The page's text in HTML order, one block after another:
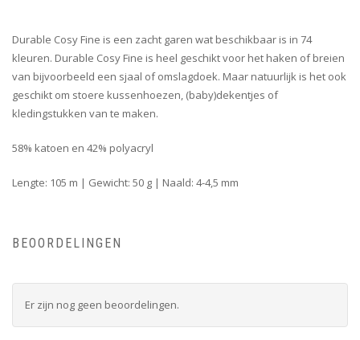
Durable Cosy Fine is een zacht garen wat beschikbaar is in 74
kleuren. Durable Cosy Fine is heel geschikt voor het haken of breien
van bijvoorbeeld een sjaal of omslagdoek. Maar natuurlijk is het ook
geschikt om stoere kussenhoezen, (baby)dekentjes of
kledingstukken van te maken.
58% katoen en 42% polyacryl
Lengte: 105 m | Gewicht: 50 g | Naald: 4-4,5 mm
BEOORDELINGEN
Er zijn nog geen beoordelingen.